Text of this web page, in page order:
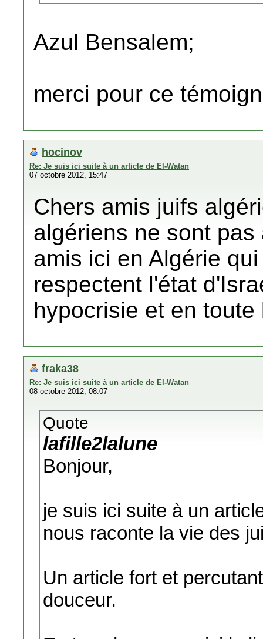
Azul Bensalem;
merci pour ce
hocinov
Re: Je suis ici suite à un article de El-Watan
07 octobre 2012, 15:47
Chers amis juifs
algériens ne sont
amis ici en Algérie
respectent l'état
hypocrisie et en toute
fraka38
Re: Je suis ici suite à un article de El-Watan
08 octobre 2012, 08:07
Quote
lafille2lalune
Bonjour,
je suis ici suite à un
nous raconte la vie des
Un article fort et
douceur.